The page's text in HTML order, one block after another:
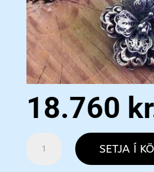
18.760
Model
SETJA Í